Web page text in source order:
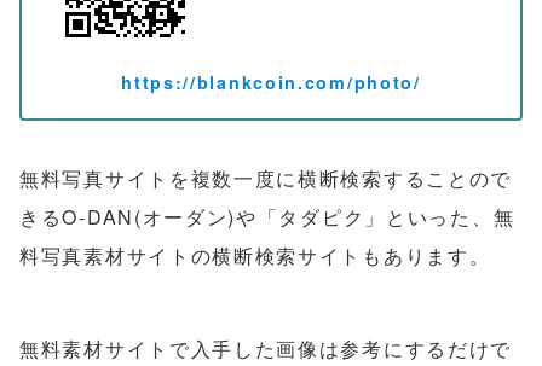
https://blankcoin.com/photo/
無料写真サイトを複数一度に横断検索することので
きるO-DAN(オーダン)や「タダピク」といった、無
料写真素材サイトの横断検索サイトもあります。
無料素材サイトで入手した画像は参考にするだけで